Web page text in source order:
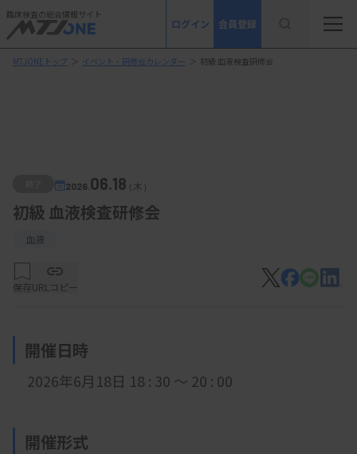
臨床検査の総合情報サイト
ログイン 会員登録
MTJONEトップ ＞ イベント・研修会カレンダー ＞ 初級 血液検査研修会
2026. 06.18（木）
初級 血液検査研修会
血液
保存URLコピー
開催日時
2026年6月18日 18 : 30 ～ 20 : 00
開催形式